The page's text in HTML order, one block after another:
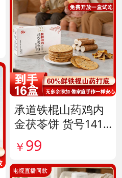
承道铁棍山药鸡内
金茯苓饼 货号1417
￥ 99